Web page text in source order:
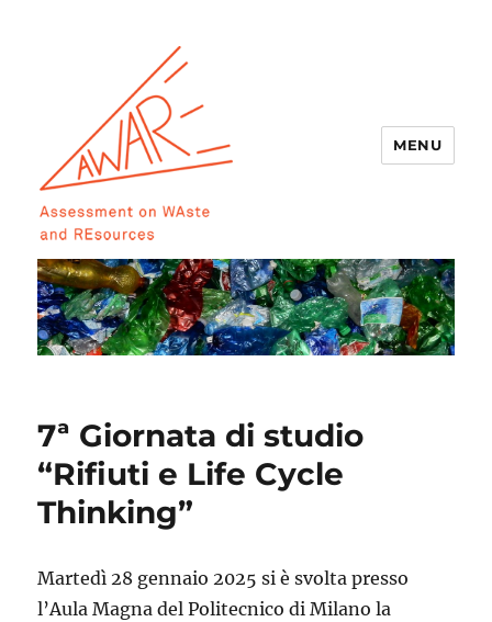
AWARE
MENU
7ª Giornata di studio
“Rifiuti e Life Cycle
Thinking”
Martedì 28 gennaio 2025 si è svolta presso
l’Aula Magna del Politecnico di Milano la